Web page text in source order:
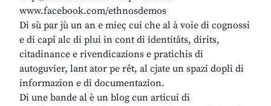
www.facebook.com/ethnosdemos
Di sù par jù un an e mieç cui che al à voie di cognossi
e di capî alc di plui in cont di identitâts, dirits,
citadinance e rivendicazions e pratichis di
autoguvier, lant ator pe rêt, al cjate un spazi dopli di
informazion e di documentazion.
Di une bande al è un blog cun articui di